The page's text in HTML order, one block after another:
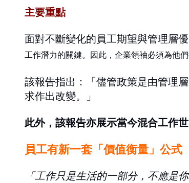
主要重點
面對不斷變化的員工期望與管理層
工作潛力的關鍵。因此，企業領袖必須為他
該報告指出：「儘管政策是由管理
求作出改變。」
此外，該報告亦展示當今混合工作
員工有新一套「價值衡量」公式
「工作只是生活的一部分，不應是